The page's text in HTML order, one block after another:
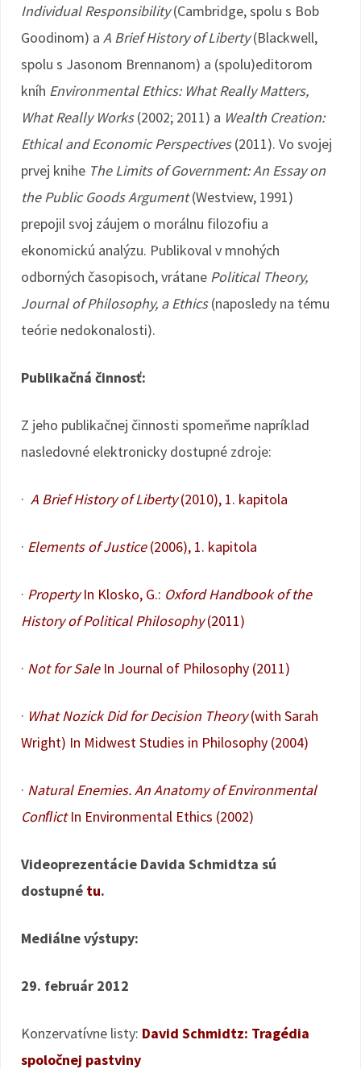
Individual Responsibility(Cambridge, spolu s Bob
Goodinom) a A Brief History of Liberty(Blackwell,
spolu s Jasonom Brennanom) a (spolu)editorom
kníh Environmental Ethics: What Really Matters,
What Really Works(2002; 2011) a Wealth Creation:
Ethical and Economic Perspectives(2011). Vo svojej
prvej knihe The Limits of Government: An Essay on
the Public Goods Argument(Westview, 1991)
prepojil svoj záujem o morálnu filozofiu a
ekonomickú analýzu. Publikoval v mnohých
odborných časopisoch, vrátane Political Theory,
Journal of Philosophy, a Ethics(naposledy na tému
teórie nedokonalosti).
Publikačná činnosť:
Z jeho publikačnej činnosti spomeňme napríklad
nasledovné elektronicky dostupné zdroje:
· A Brief History of Liberty(2010), 1. kapitola
· Elements of Justice(2006), 1. kapitola
· PropertyIn Klosko, G.: Oxford Handbook of the
History of Political Philosophy(2011)
· Not for Sale In Journal of Philosophy (2011)
· What Nozick Did for Decision Theory(with Sarah
Wright) In Midwest Studies in Philosophy (2004)
· Natural Enemies. An Anatomy of Environmental
ConﬂictIn Environmental Ethics (2002)
Videoprezentácie Davida Schmidtza sú
dostupné tu.
Mediálne výstupy:
29. február 2012
Konzervatívne listy: David Schmidtz: Tragédia
spoločnej pastviny